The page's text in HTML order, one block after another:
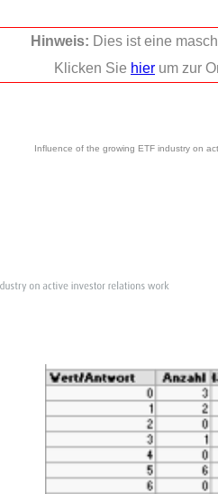
Influence of the growing ETF industry on
Hinweis: Dies ist eine
Klicken Sie hier um zur